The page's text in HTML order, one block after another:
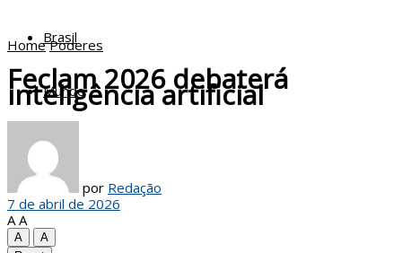
Brasil
Mundo
Home Poderes
Feclam 2026 debaterá
inteligência artificial
por Redação
7 de abril de 2026
A A
A
A